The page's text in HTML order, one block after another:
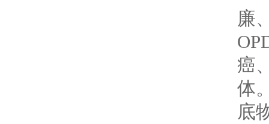
廉
癌
体
底